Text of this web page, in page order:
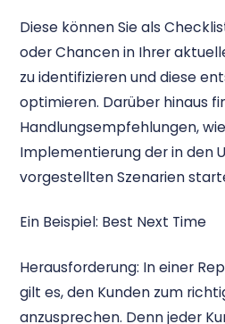
Diese können Sie als
oder Chancen in Ihrer
zu identifizieren und diese
optimieren. Darüber hinaus
Handlungsempfehlungen,
Implementierung der in den
vorgestellten Szenarien
Ein Beispiel: Best Next Time
Herausforderung: In einer
gilt es, den Kunden zum
anzusprechen. Denn jeder